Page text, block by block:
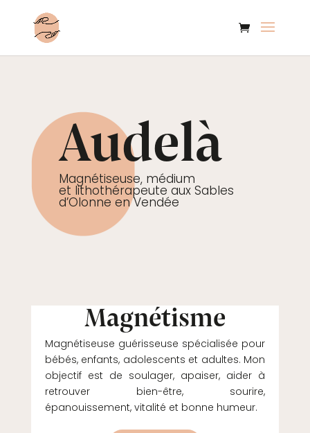
Audelà
Magnétiseuse, médium
et lithothérapeute aux Sables
d’Olonne en Vendée
Magnétisme
Magnétiseuse guérisseuse spécialisée pour
bébés, enfants, adolescents et adultes. Mon
objectif est de soulager, apaiser, aider à
retrouver bien-être, sourire,
épanouissement, vitalité et bonne humeur.